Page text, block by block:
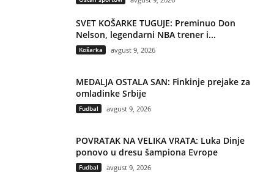
SVET KOŠARKE TUGUJE: Preminuo Don
Nelson, legendarni NBA trener i...
Košarka avgust 9, 2026
MEDALJA OSTALA SAN: Finkinje prejake za
omladinke Srbije
Fudbal avgust 9, 2026
POVRATAK NA VELIKA VRATA: Luka Dinje
ponovo u dresu šampiona Evrope
Fudbal avgust 9, 2026